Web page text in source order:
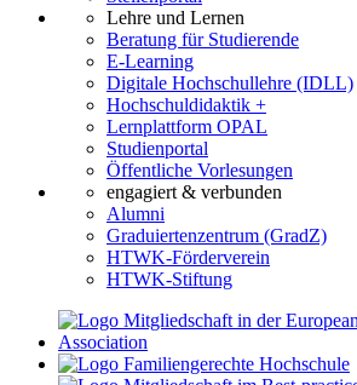
Lehre und Lernen
Beratung für Studierende
E-Learning
Digitale Hochschullehre (IDLL)
Hochschuldidaktik +
Lernplattform OPAL
Studienportal
Öffentliche Vorlesungen
engagiert & verbunden
Alumni
Graduiertenzentrum (GradZ)
HTWK-Förderverein
HTWK-Stiftung